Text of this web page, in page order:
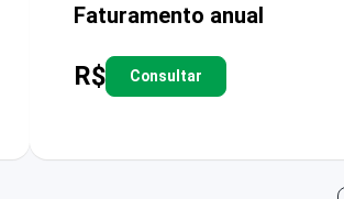
Faturamento anual
R$ Consultar